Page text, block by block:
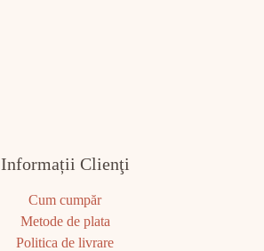
Informații Clienţi
Cum cumpăr
Metode de plata
Politica de livrare